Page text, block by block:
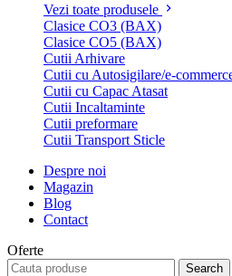
Vezi toate produsele
Clasice CO3 (BAX)
Clasice CO5 (BAX)
Cutii Arhivare
Cutii cu Autosigilare/e-
Cutii cu Capac Atasat
Cutii Incaltaminte
Cutii preformare
Cutii Transport Sticle
Despre noi
Magazin
Blog
Contact
Oferte
Search